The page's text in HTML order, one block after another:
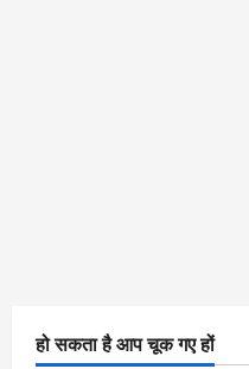
हो सकता है आप चूक गए हों